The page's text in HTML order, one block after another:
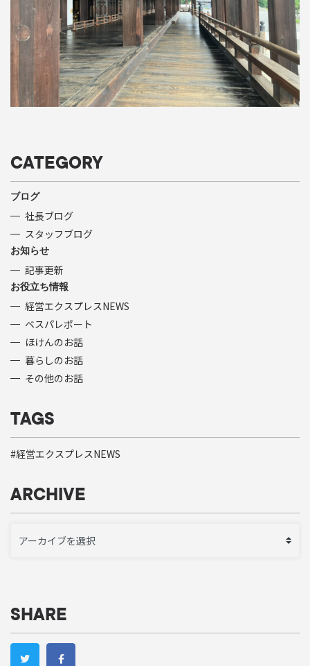
CATEGORY
ブログ
社長ブログ
スタッフブログ
お知らせ
記事更新
お役立ち情報
経営エクスプレスNEWS
ベスパレポート
ほけんのお話
暮らしのお話
その他のお話
TAGS
経営エクスプレスNEWS
ARCHIVE
SHARE